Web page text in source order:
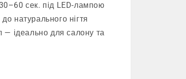
сек. під LED-лампою
натурального нігтя
— ідеально для салону та